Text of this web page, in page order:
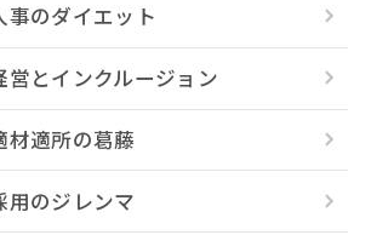
のダイエット
とインクルージョン
適所の葛󠄀藤
のジレンマ